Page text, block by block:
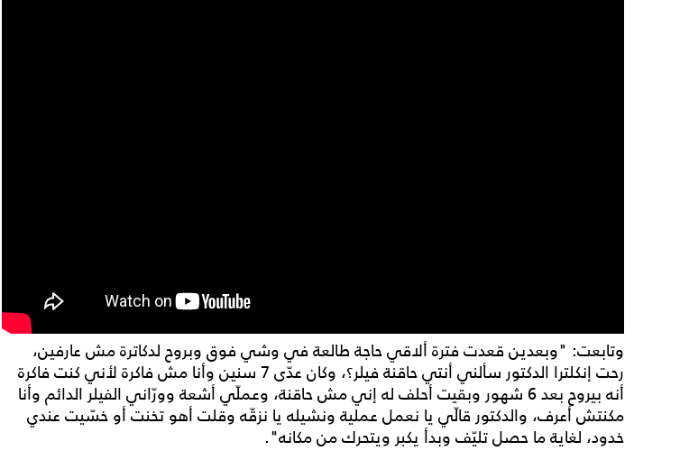
وتابعت: "وبعدين قعدت فترة ألاقي حاجة طالعة في وشي فوق وبروح لدكاترة مش عارفين،
رحت إنكلترا الدكتور سألني أنتي حاقنة فيلر؟، وكان عدّى 7 سنين وأنا مش فاكرة لأني كنت فاكرة
أنه بيروح بعد 6 شهور وبقيت أحلف له إني مش حاقنة، وعملّي أشعة وورّاني الفيلر الدائم وأنا
مكنتش أعرف، والدكتور قالّي يا نعمل عملية ونشيله يا نزقّه وقلت أهو تخنت أو خسّيت عندي
خدود، لغاية ما حصل تليّف وبدأ يكبر ويتحرك من مكانه".